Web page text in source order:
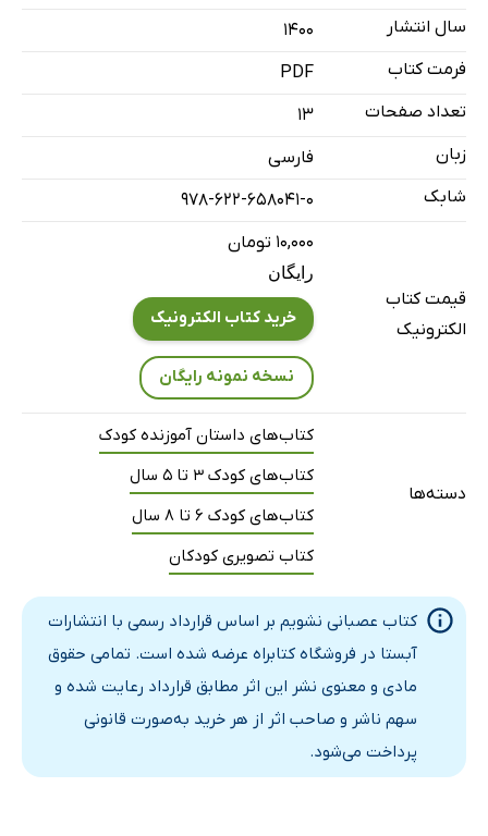
سال انتشار
۱۴۰۰
فرمت کتاب
PDF
تعداد صفحات
13
زبان
فارسی
شابک
978-622-658041-0
قیمت کتاب
الکترونیک
۱۰,۰۰۰ تومان
رایگان
خرید کتاب الکترونیک
نسخه نمونه رایگان
دسته‌ها
کتاب‌های داستان آموزنده کودک
کتاب‌های کودک 3 تا 5 سال
کتاب‌های کودک 6 تا 8 سال
کتاب تصویری کودکان
کتاب عصبانی نشویم بر اساس قرارداد رسمی با انتشارات
آبستا در فروشگاه کتابراه عرضه شده است. تمامی حقوق
مادی و معنوی نشر این اثر مطابق قرارداد رعایت شده و
سهم ناشر و صاحب اثر از هر خرید به‌صورت قانونی
پرداخت می‌شود.